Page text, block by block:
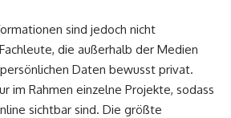
sind jedoch nicht
die außerhalb der Medien
Daten bewusst privat.
im Rahmen einzelne Projekte, sodass
sichtbar sind. Die größte